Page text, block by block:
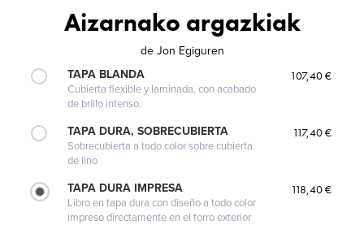
Aizarnako argazkiak
de Jon Egiguren
TAPA BLANDA
Cubierta flexible y laminada, con acabado
de brillo intenso.
107,40 €
TAPA DURA, SOBRECUBIERTA
Sobrecubierta a todo color sobre cubierta
de lino
117,40 €
TAPA DURA IMPRESA
Libro en tapa dura con diseño a todo color
impreso directamente en el forro exterior
118,40 €